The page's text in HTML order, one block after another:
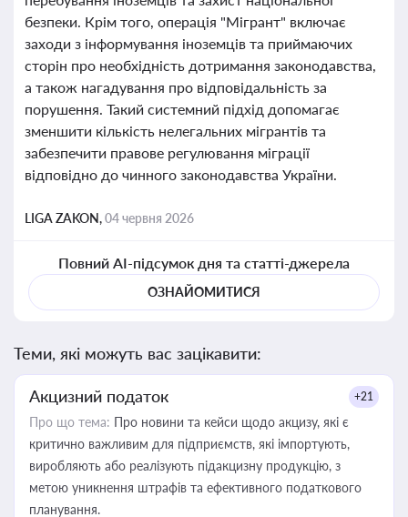
безпеки. Крім того, операція "Мігрант" включає
заходи з інформування іноземців та приймаючих
сторін про необхідність дотримання законодавства,
а також нагадування про відповідальність за
порушення. Такий системний підхід допомагає
зменшити кількість нелегальних мігрантів та
забезпечити правове регулювання міграції
відповідно до чинного законодавства України.
LIGA ZAKON,04 червня 2026
Повний AI-підсумок дня та статті-джерела
ОЗНАЙОМИТИСЯ
Теми, які можуть вас зацікавити:
Акцизний податок +21
Про що тема: Про новини та кейси щодо акцизу, які є
критично важливим для підприємств, які імпортують,
виробляють або реалізують підакцизну продукцію, з
метою уникнення штрафів та ефективного податкового
планування.